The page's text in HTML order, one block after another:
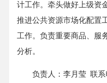
计工作。牵头做好上级资
推进公共资源市场化配置
工作。负责重要商品、服
分析。
负责人：李月莹 联系